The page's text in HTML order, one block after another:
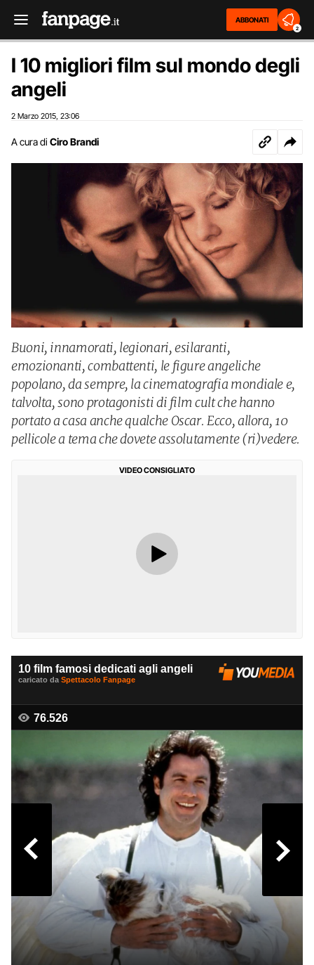
ABBONATI
2
I 10 migliori film sul mondo degli
angeli
2 Marzo 2015 23:06
A cura di Ciro Brandi
Buoni, innamorati, legionari, esilaranti,
emozionanti, combattenti, le figure angeliche
popolano, da sempre, la cinematografia mondiale e,
talvolta, sono protagonisti di film cult che hanno
portato a casa anche qualche Oscar. Ecco, allora, 10
pellicole a tema che dovete assolutamente (ri)vedere.
VIDEO CONSIGLIATO